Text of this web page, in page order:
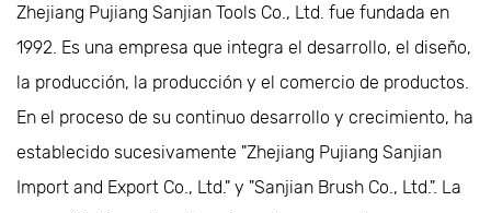
Zhejiang Pujiang Sanjian Tools Co., Ltd. fue fundada en
1992. Es una empresa que integra el desarrollo, el diseño,
la producción, la producción y el comercio de productos.
En el proceso de su continuo desarrollo y crecimiento, ha
establecido sucesivamente "Zhejiang Pujiang Sanjian
Import and Export Co., Ltd." y "Sanjian Brush Co., Ltd.". La